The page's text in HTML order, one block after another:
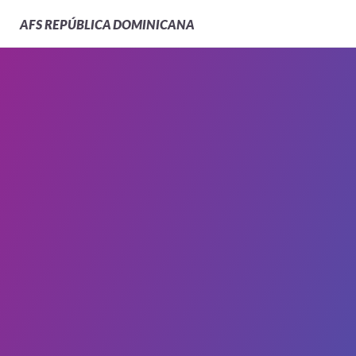
AFSREPÚBLICA DOMINICANA